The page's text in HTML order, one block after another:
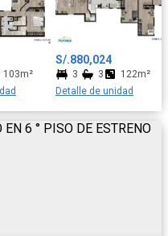
103m²
S/.880,024
3 3
122m²
Detalle de unidad